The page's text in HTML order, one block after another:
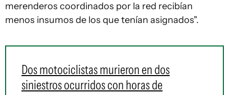
merenderos coordinados por la red recibían
menos insumos de los que tenían asignados".
Dos motociclistas murieron en dos
siniestros ocurridos con horas de